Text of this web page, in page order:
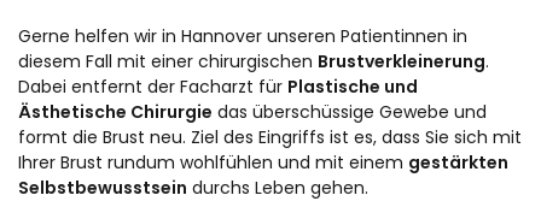
Gerne helfen wir in Hannover unseren Patientinnen in
diesem Fall mit einer chirurgischen Brustverkleinerung.
Dabei entfernt der Facharzt für Plastische und
Ästhetische Chirurgie das überschüssige Gewebe und
formt die Brust neu. Ziel des Eingriffs ist es, dass Sie sich mit
Ihrer Brust rundum wohlfühlen und mit einem gestärkten
Selbstbewusstsein durchs Leben gehen.